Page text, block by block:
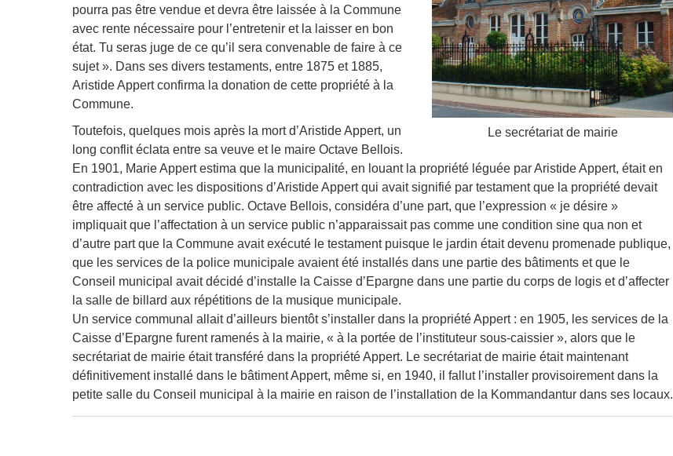
Le secrétariat de mairie
pourra pas être vendue et devra être laissée à la Commune
avec rente nécessaire pour l’entretenir et la laisser en bon
état. Tu seras juge de ce qu’il sera convenable de faire à ce
sujet ». Dans ses divers testaments, entre 1875 et 1885,
Aristide Appert confirma la donation de cette propriété à la
Commune.
Toutefois, quelques mois après la mort d’Aristide Appert, un
long conflit éclata entre sa veuve et le maire Octave Bellois.
En 1901, Marie Appert estima que la municipalité, en louant la propriété léguée par Aristide Appert, était en
contradiction avec les dispositions d’Aristide Appert qui avait signifié par testament que la propriété devait
être affecté à un service public. Octave Bellois, considéra d’une part, que l’expression « je désire »
impliquait que l’affectation à un service public n’apparaissait pas comme une condition sine qua non et
d’autre part que la Commune avait exécuté le testament puisque le jardin était devenu promenade publique,
que les services de la police municipale avaient été installés dans une partie des bâtiments et que le
Conseil municipal avait décidé d’installe la Caisse d’Epargne dans une partie du corps de logis et d’affecter
la salle de billard aux répétitions de la musique municipale.
Un service communal allait d’ailleurs bientôt s’installer dans la propriété Appert : en 1905, les services de la
Caisse d’Epargne furent ramenés à la mairie, « à la portée de l’instituteur sous-caissier », alors que le
secrétariat de mairie était transféré dans la propriété Appert. Le secrétariat de mairie était maintenant
définitivement installé dans le bâtiment Appert, même si, en 1940, il fallut l’installer provisoirement dans la
petite salle du Conseil municipal à la mairie en raison de l’installation de la Kommandantur dans ses locaux.